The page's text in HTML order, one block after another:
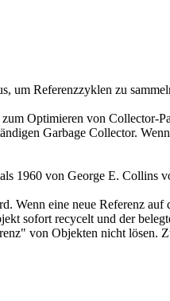
um Referenzzyklen zu
Optimieren von Collector-
Garbage Collector.
1960 von George E. Collins
Wenn eine neue Referenz
sofort recycelt und der
von Objekten nicht lösen.